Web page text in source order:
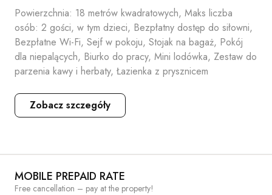
Powierzchnia: 18 metrów kwadratowych, Maks liczba
osób: 2 gości, w tym dzieci, Bezpłatny dostęp do siłowni,
Bezpłatne Wi-Fi, Sejf w pokoju, Stojak na bagaż, Pokój
dla niepalących, Biurko do pracy, Mini lodówka, Zestaw do
parzenia kawy i herbaty, Łazienka z prysznicem
Zobacz szczegóły
MOBILE PREPAID RATE
Free cancellation – pay at the property!